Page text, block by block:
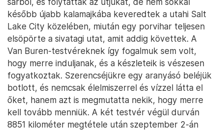
később újabb kalamajkába keveredtek a utahi Salt
Lake City közelében, miután egy porvihar teljesen
elsöpörte a sivatagi utat, amit addig követtek. A
Van Buren-testvéreknek így fogalmuk sem volt,
hogy merre induljanak, és a készleteik is vészesen
fogyatkoztak. Szerencséjükre egy aranyásó beléjük
botlott, és nemcsak élelmiszerrel és vízzel látta el
őket, hanem azt is megmutatta nekik, hogy merre
kell tovább menniük. A két testvér végül durván
8851 kilométer megtétele után szeptember 2-án